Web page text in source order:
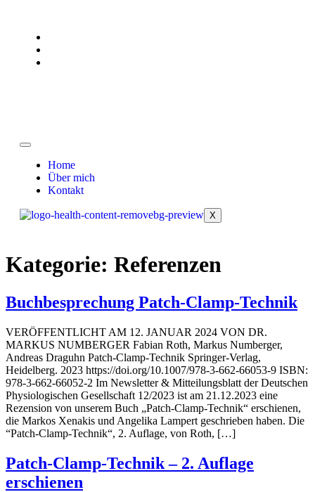
Home
Über mich
Kontakt
X
Kategorie: Referenzen
Buchbesprechung Patch-Clamp-Technik
VERÖFFENTLICHT AM 12. JANUAR 2024 VON DR.
MARKUS NUMBERGER Fabian Roth, Markus Numberger,
Andreas Draguhn Patch-Clamp-Technik Springer-Verlag,
Heidelberg. 2023 https://doi.org/10.1007/978-3-662-66053-9 ISBN:
978-3-662-66052-2 Im Newsletter & Mitteilungsblatt der Deutschen
Physiologischen Gesellschaft 12/2023 ist am 21.12.2023 eine
Rezension von unserem Buch „Patch-Clamp-Technik“ erschienen,
die Markos Xenakis und Angelika Lampert geschrieben haben. Die
“Patch-Clamp-Technik“, 2. Auflage, von Roth, […]
Patch-Clamp-Technik – 2. Auflage
erschienen